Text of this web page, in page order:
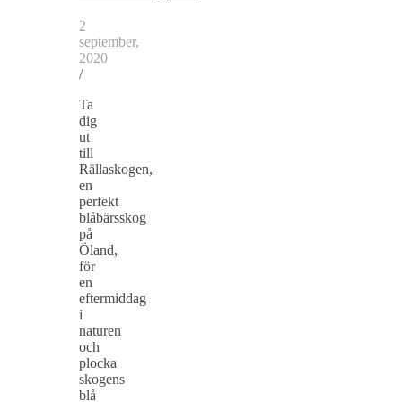
2
september,
2020
/
Ta
dig
ut
till
Rällaskogen,
en
perfekt
blåbärsskog
på
Öland,
för
en
eftermiddag
i
naturen
och
plocka
skogens
blå